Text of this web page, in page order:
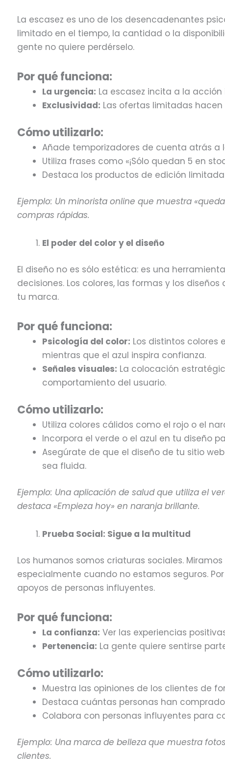
La escasez es uno de los desencadenantes
limitado en el tiempo, la cantidad o la
gente no quiere perdérselo.
Por qué funciona:
La urgencia: La escasez incita a la
Exclusividad: Las ofertas limitadas
Cómo utilizarlo:
Añade temporizadores de cuenta atrás a
Utiliza frases como «¡Sólo quedan 5 en
Destaca los productos de edición
Ejemplo: Un minorista online que muestra
compras rápidas.
El poder del color y el diseño
El diseño no es sólo estética: es una
decisiones. Los colores, las formas y los
tu marca.
Por qué funciona:
Psicología del color: Los distintos colores
mientras que el azul inspira confianza.
Señales visuales: La colocación
comportamiento del usuario.
Cómo utilizarlo:
Utiliza colores cálidos como el rojo o el
Incorpora el verde o el azul en tu diseño
Asegúrate de que el diseño de tu sitio
sea fluida.
Ejemplo: Una aplicación de salud que utiliza el
destaca «Empieza hoy» en naranja brillante.
Prueba Social: Sigue a la multitud
Los humanos somos criaturas sociales.
especialmente cuando no estamos seguros.
apoyos de personas influyentes.
Por qué funciona:
La confianza: Ver las experiencias
Pertenencia: La gente quiere sentirse
Cómo utilizarlo:
Muestra las opiniones de los clientes de
Destaca cuántas personas han
Colabora con personas influyentes para
Ejemplo: Una marca de belleza que muestra
clientes.